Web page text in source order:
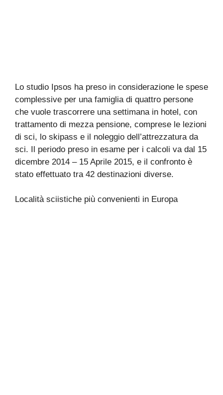
Lo studio Ipsos ha preso in considerazione le spese
complessive per una famiglia di quattro persone
che vuole trascorrere una settimana in hotel, con
trattamento di mezza pensione, comprese le lezioni
di sci, lo skipass e il noleggio dell’attrezzatura da
sci. Il periodo preso in esame per i calcoli va dal 15
dicembre 2014 – 15 Aprile 2015, e il confronto è
stato effettuato tra 42 destinazioni diverse.
Località sciistiche più convenienti in Europa